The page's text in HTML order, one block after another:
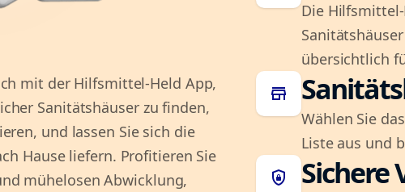
mit der Hilfsmittel-Held App,
Sanitätshäuser zu finden,
und lassen Sie sich die
Hause liefern. Profitieren Sie
mühelosen Abwicklung,
Die
übersichtlich
store
Wählen Sie
Liste aus und
shield_lock Sichere